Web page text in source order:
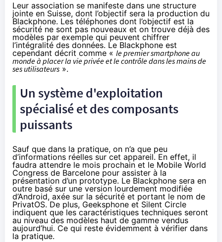
Leur association se manifeste dans une structure
jointe en Suisse, dont l’objectif sera la production du
Blackphone. Les téléphones dont l’objectif est la
sécurité ne sont pas nouveaux et on trouve déjà des
modèles par exemple qui peuvent chiffrer
l’intégralité des données. Le Blackphone est
cependant décrit comme « le premier smartphone au
monde à placer la vie privée et le contrôle dans les mains de
ses utilisateurs ».
Un système d'exploitation
spécialisé et des composants
puissants
Sauf que dans la pratique, on n’a que peu
d’informations réelles sur cet appareil. En effet, il
faudra attendre le mois prochain et le Mobile World
Congress de Barcelone pour assister à la
présentation d’un prototype. Le Blackphone sera en
outre basé sur une version lourdement modifiée
d’Android, axée sur la sécurité et portant le nom de
PrivatOS. De plus, Geeksphone et Silent Circle
indiquent que les caractéristiques techniques seront
au niveau des modèles haut de gamme vendus
aujourd’hui. Ce qui reste évidemment à vérifier dans
la pratique.